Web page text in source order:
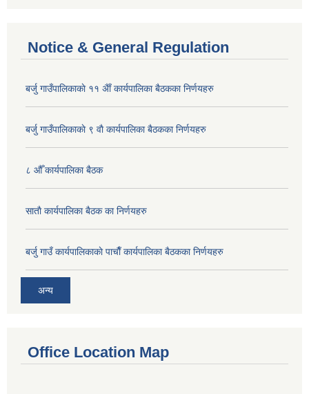
Notice & General Regulation
बर्जु गाउँपालिकाकाे ११ अैाँ कार्यपालिका बैठकका निर्णयहरु
बर्जु गाउँपालिकाकाे ९ वाै‌ कार्यपालिका बैठकका निर्णयहरु
८ औँ कार्यपालिका बैठक
साताै‌ कार्यपालिका बैठक का निर्णयहरु
बर्जु गाउँ कार्यपालिकाकाे पाचाै‌ँ कार्यपालिका बैठकका निर्णयहरु
अन्य
Office Location Map